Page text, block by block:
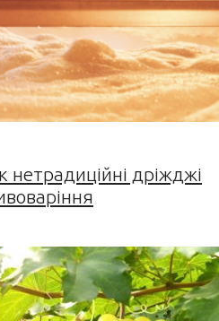
нетрадиційні дріжджі